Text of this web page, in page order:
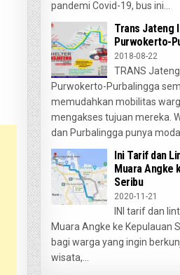
pandemi Covid-19, bus ini...
Trans Jateng
Purwokerto-
2018-08-22
TRANS
Purwokerto-Purbalingga
memudahkan mobilitas
mengakses tujuan mereka.
dan Purbalingga punya moda
Ini Tarif dan
Muara Angke
Seribu
2020-11-21
INI tarif dan
Muara Angke ke Kepulauan
bagi warga yang ingin
wisata,...